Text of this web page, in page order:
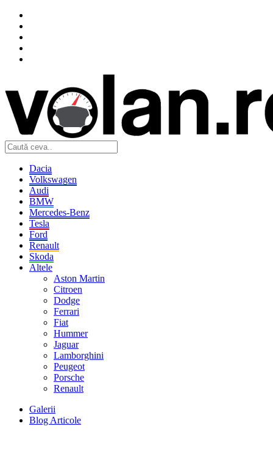
Dacia
Volkswagen
Audi
BMW
Mercedes-Benz
Tesla
Ford
Renault
Skoda
Altele
Aston Martin
Citroen
Dodge
Ferrari
Fiat
Hummer
Jaguar
Lamborghini
Peugeot
Porsche
Renault
Galerii
Blog Articole